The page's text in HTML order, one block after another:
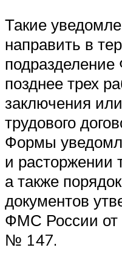
Такие
направить в
позднее трех
заключения
трудового
Формы
и расторжении
а также
документов
ФМС России от
№ 147.